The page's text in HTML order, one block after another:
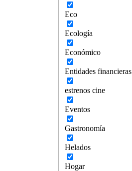
Eco
Ecología
Económico
Entidades financieras
estrenos cine
Eventos
Gastronomía
Helados
Hogar